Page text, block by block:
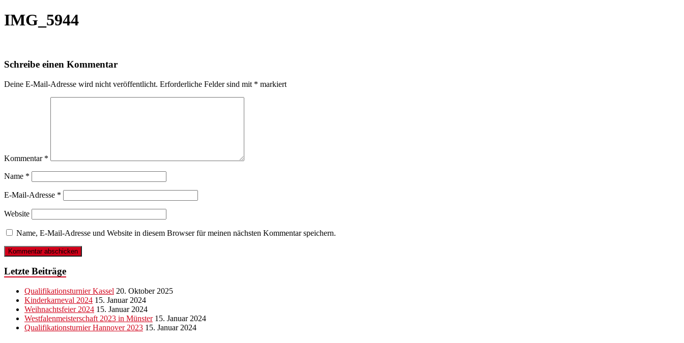
IMG_5944
Schreibe einen Kommentar
Deine E-Mail-Adresse wird nicht veröffentlicht. Erforderliche Felder sind mit * markiert
Kommentar *
Name *
E-Mail-Adresse *
Website
Name, E-Mail-Adresse und Website in diesem Browser für meinen nächsten Kommentar speichern.
Letzte Beiträge
Qualifikationsturnier Kassel 20. Oktober 2025
Kinderkarneval 2024 15. Januar 2024
Weihnachtsfeier 2024 15. Januar 2024
Westfalenmeisterschaft 2023 in Münster 15. Januar 2024
Qualifikationsturnier Hannover 2023 15. Januar 2024